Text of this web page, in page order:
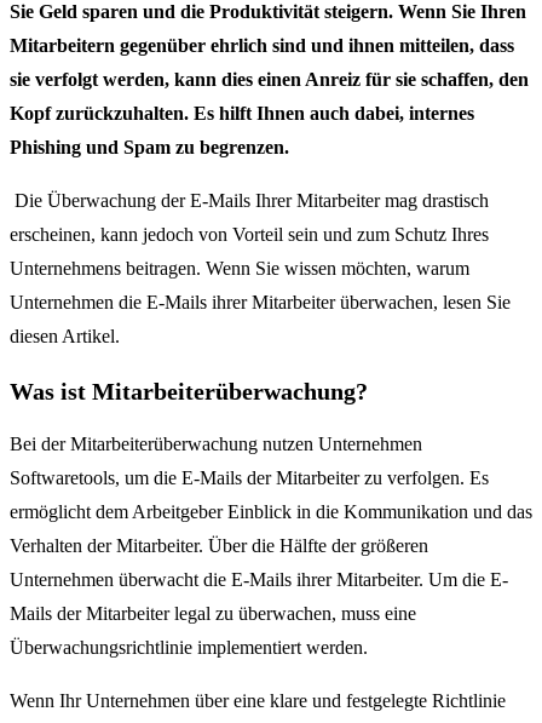
Sie Geld sparen und die Produktivität steigern. Wenn Sie Ihren
Mitarbeitern gegenüber ehrlich sind und ihnen mitteilen, dass
sie verfolgt werden, kann dies einen Anreiz für sie schaffen, den
Kopf zurückzuhalten. Es hilft Ihnen auch dabei, internes
Phishing und Spam zu begrenzen.
Die Überwachung der E-Mails Ihrer Mitarbeiter mag drastisch
erscheinen, kann jedoch von Vorteil sein und zum Schutz Ihres
Unternehmens beitragen. Wenn Sie wissen möchten, warum
Unternehmen die E-Mails ihrer Mitarbeiter überwachen, lesen Sie
diesen Artikel.
Was ist Mitarbeiterüberwachung?
Bei der Mitarbeiterüberwachung nutzen Unternehmen
Softwaretools, um die E-Mails der Mitarbeiter zu verfolgen. Es
ermöglicht dem Arbeitgeber Einblick in die Kommunikation und das
Verhalten der Mitarbeiter. Über die Hälfte der größeren
Unternehmen überwacht die E-Mails ihrer Mitarbeiter. Um die E-
Mails der Mitarbeiter legal zu überwachen, muss eine
Überwachungsrichtlinie implementiert werden.
Wenn Ihr Unternehmen über eine klare und festgelegte Richtlinie